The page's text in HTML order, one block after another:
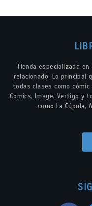
Tienda especializada
relacionado. Lo principal
todas clases como cómic
Comics, Image, Vertigo y
como La Cúpula,